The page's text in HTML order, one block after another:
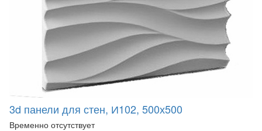
3d панели для стен, И102, 500х500
Временно отсутствует